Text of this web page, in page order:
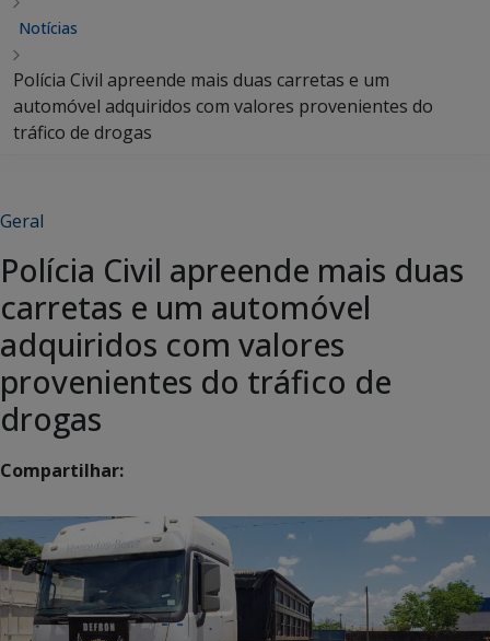
Notícias
Polícia Civil apreende mais duas carretas e um
automóvel adquiridos com valores provenientes do
tráfico de drogas
Geral
Polícia Civil apreende mais duas
carretas e um automóvel
adquiridos com valores
provenientes do tráfico de
drogas
Compartilhar: